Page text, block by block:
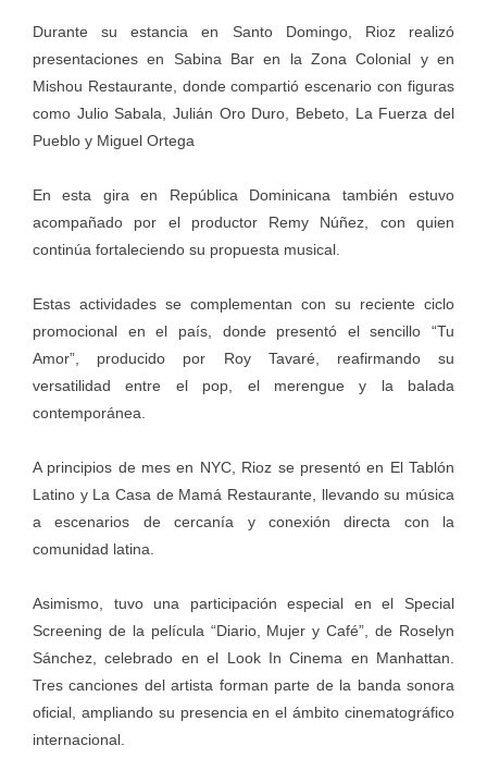
Durante su estancia en Santo Domingo, Rioz realizó
presentaciones en Sabina Bar en la Zona Colonial y en
Mishou Restaurante, donde compartió escenario con figuras
como Julio Sabala, Julián Oro Duro, Bebeto, La Fuerza del
Pueblo y Miguel Ortega
En esta gira en República Dominicana también estuvo
acompañado por el productor Remy Núñez, con quien
continúa fortaleciendo su propuesta musical.
Estas actividades se complementan con su reciente ciclo
promocional en el país, donde presentó el sencillo “Tu
Amor”, producido por Roy Tavaré, reafirmando su
versatilidad entre el pop, el merengue y la balada
contemporánea.
A principios de mes en NYC, Rioz se presentó en El Tablón
Latino y La Casa de Mamá Restaurante, llevando su música
a escenarios de cercanía y conexión directa con la
comunidad latina.
Asimismo, tuvo una participación especial en el Special
Screening de la película “Diario, Mujer y Café”, de Roselyn
Sánchez, celebrado en el Look In Cinema en Manhattan.
Tres canciones del artista forman parte de la banda sonora
oficial, ampliando su presencia en el ámbito cinematográfico
internacional.